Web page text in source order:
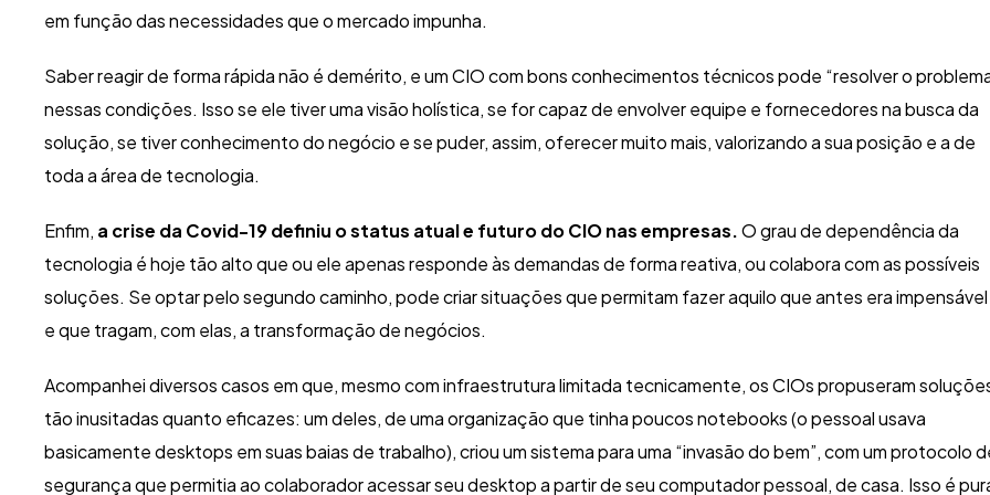
em função das necessidades que o mercado impunha.
Saber reagir de forma rápida não é demérito, e um CIO com bons conhecimentos técnicos pode “resolver o
nessas condições. Isso se ele tiver uma visão holística, se for capaz de envolver equipe e fornecedores na busca da
solução, se tiver conhecimento do negócio e se puder, assim, oferecer muito mais, valorizando a sua posição e a de
toda a área de tecnologia.
Enfim, a crise da Covid-19 definiu o status atual e futuro do CIO nas empresas.O grau de dependência da
tecnologia é hoje tão alto que ou ele apenas responde às demandas de forma reativa, ou colabora com as possíveis
soluções. Se optar pelo segundo caminho, pode criar situações que permitam fazer aquilo que antes era impensável
e que tragam, com elas, a transformação de negócios.
Acompanhei diversos casos em que, mesmo com infraestrutura limitada tecnicamente, os CIOs propuseram
tão inusitadas quanto eficazes: um deles, de uma organização que tinha poucos notebooks (o pessoal usava
basicamente desktops em suas baias de trabalho), criou um sistema para uma “invasão do bem”, com um protocolo
segurança que permitia ao colaborador acessar seu desktop a partir de seu computador pessoal, de casa. Isso é